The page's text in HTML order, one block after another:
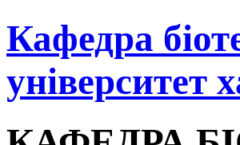
Кафедра
університет